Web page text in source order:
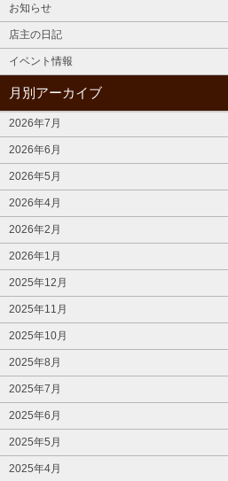
お知らせ
店主の日記
イベント情報
月別アーカイブ
2026年7月
2026年6月
2026年5月
2026年4月
2026年2月
2026年1月
2025年12月
2025年11月
2025年10月
2025年8月
2025年7月
2025年6月
2025年5月
2025年4月